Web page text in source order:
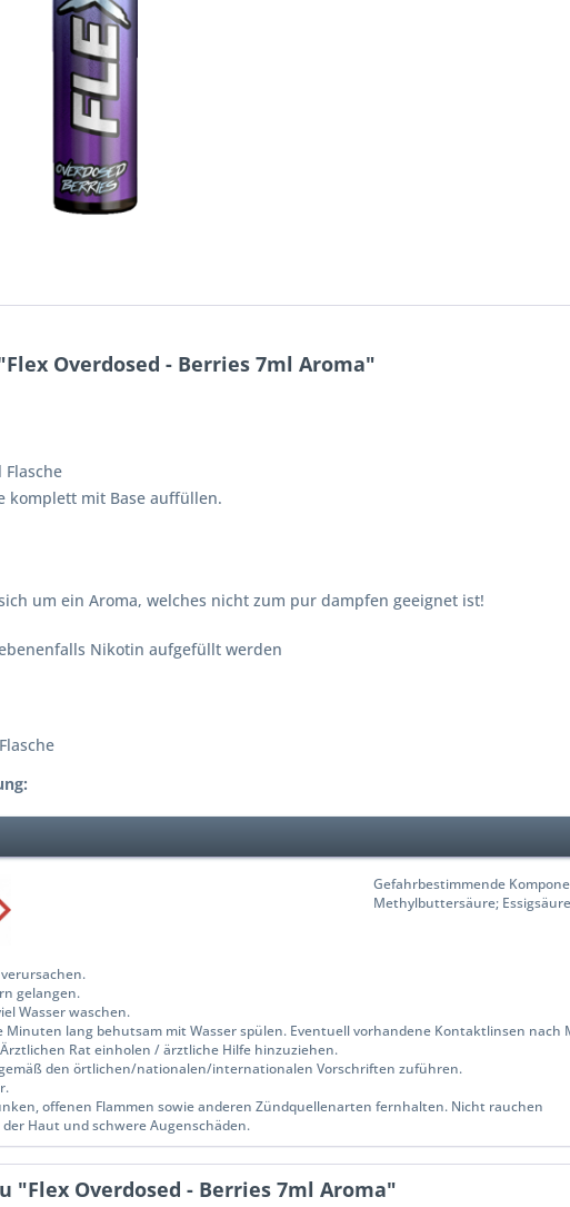
Overdosed - Berries 7ml Aroma"
komplett mit Base auffüllen.
um ein Aroma, welches nicht zum pur dampfen geeignet ist!
Nikotin aufgefüllt werden
Gefahrbestimmende
Methylbuttersäure; Essigsäure
gelangen.
Wasser waschen.
Minuten lang behutsam mit Wasser spülen. Eventuell vorhandene Kontaktlinsen
Rat einholen / ärztliche Hilfe hinzuziehen.
den örtlichen/nationalen/internationalen Vorschriften zuführen.
offenen Flammen sowie anderen Zündquellenarten fernhalten. Nicht rauchen
Haut und schwere Augenschäden.
"Flex Overdosed - Berries 7ml Aroma"